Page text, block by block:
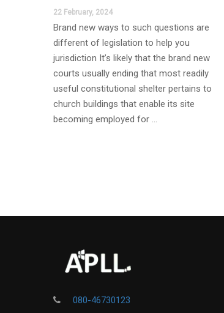
22 February, 2024
Brand new ways to such questions are
different of legislation to help you
jurisdiction It’s likely that the brand new
courts usually ending that most readily
useful constitutional shelter pertains to
church buildings that enable its site
becoming employed for …
080-46730123